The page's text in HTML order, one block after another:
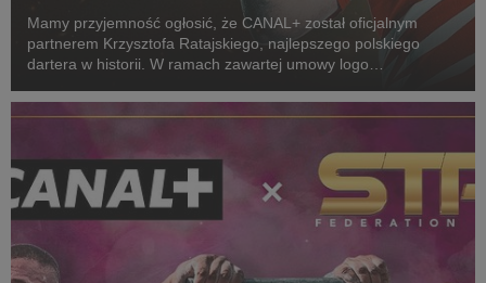
Mamy przyjemność ogłosić, że CANAL+ został oficjalnym
partnerem Krzysztofa Ratajskiego, najlepszego polskiego
dartera w historii. W ramach zawartej umowy logo
startowych naszego zawodnika podczas